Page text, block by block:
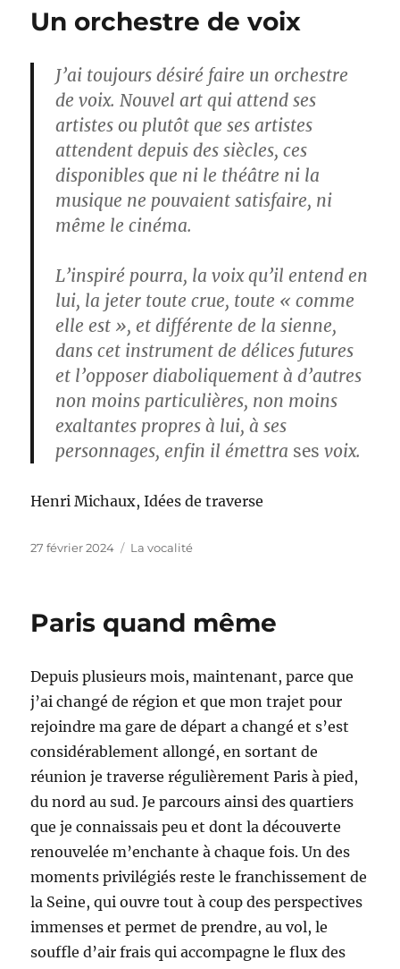
Un orchestre de voix
J’ai toujours désiré faire un orchestre
de voix. Nouvel art qui attend ses
artistes ou plutôt que ses artistes
attendent depuis des siècles, ces
disponibles que ni le théâtre ni la
musique ne pouvaient satisfaire, ni
même le cinéma.
L’inspiré pourra, la voix qu’il entend en
lui, la jeter toute crue, toute « comme
elle est », et différente de la sienne,
dans cet instrument de délices futures
et l’opposer diaboliquement à d’autres
non moins particulières, non moins
exaltantes propres à lui, à ses
personnages, enfin il émettra ses voix.
Henri Michaux, Idées de traverse
Publié
27 février 2024 Catégories
La vocalité
Paris quand même
Depuis plusieurs mois, maintenant, parce que
j’ai changé de région et que mon trajet pour
rejoindre ma gare de départ a changé et s’est
considérablement allongé, en sortant de
réunion je traverse régulièrement Paris à pied,
du nord au sud. Je parcours ainsi des quartiers
que je connaissais peu et dont la découverte
renouvelée m’enchante à chaque fois. Un des
moments privilégiés reste le franchissement de
la Seine, qui ouvre tout à coup des perspectives
immenses et permet de prendre, au vol, le
souffle d’air frais qui accompagne le flux des